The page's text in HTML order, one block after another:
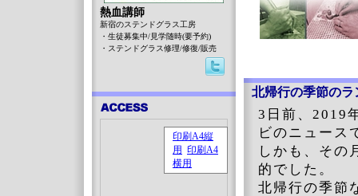
北帰行の季節のラ
3日前、2019
ビのニュース
しかも、その
的でした。
北帰行の季節
熱血講師
新宿のステンドグラス工房
・生徒募集中/見学随時(要予約)
・ステンドグラス修理/修復/販売